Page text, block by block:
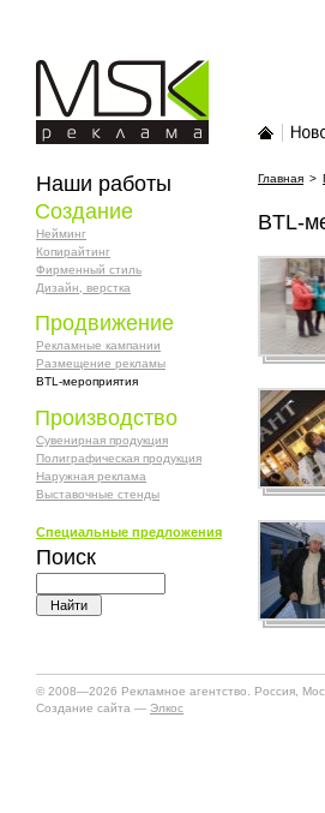
MSK-реклама
Главная >
BTL-
Наши работы
Создание
Нейминг
Копирайтинг
Фирменный стиль
Дизайн, верстка
Продвижение
Рекламные кампании
Размещение рекламы
BTL-мероприятия
Производство
Сувенирная продукция
Полиграфическая продукция
Наружная реклама
Выставочные стенды
Специальные предложения
Поиск
© 2008—2026 Рекламное агентство. Россия,
Создание сайта — Элкос